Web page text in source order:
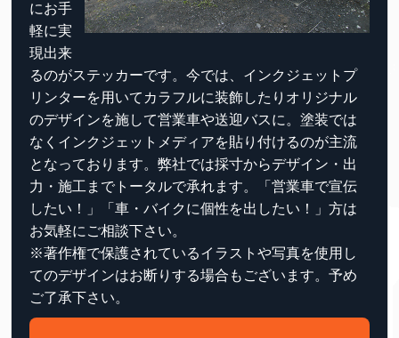
にお手
軽に実
現出来
るのがステッカーです。今では、インクジェットプ
リンターを用いてカラフルに装飾したりオリジナル
のデザインを施して営業車や送迎バスに。塗装では
なくインクジェットメディアを貼り付けるのが主流
となっております。弊社では採寸からデザイン・出
力・施工までトータルで承れます。「営業車で宣伝
したい！」「車・バイクに個性を出したい！」方は
お気軽にご相談下さい。
※著作権で保護されているイラストや写真を使用し
てのデザインはお断りする場合もございます。予め
ご了承下さい。